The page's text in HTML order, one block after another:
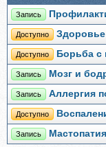
Запись
Доступно
Доступно Борьба с
Запись Мозг и
Запись Аллергия
Доступно
Запись